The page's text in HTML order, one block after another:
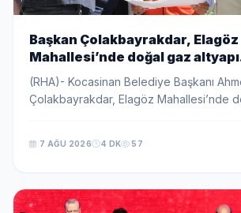
Başkan Çolakbayrakdar, Elagöz
Mahallesi’nde doğal gaz altyapı
çalışmalarını inceledi
(RHA)- Kocasinan Belediye Başkanı
Çolakbayrakdar, Elagöz Mahallesi’nde
Çalışmala...
7 AĞU 2026 4 DK 57